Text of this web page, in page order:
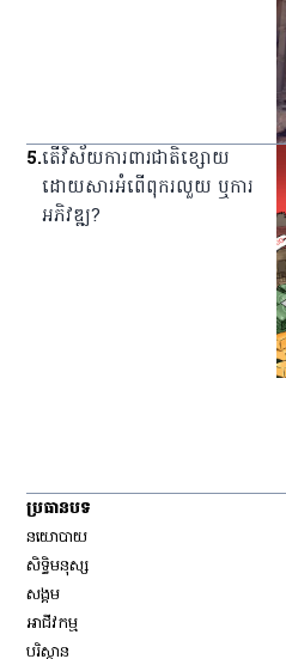
5.តើវិស័យការពារជាតិខ្សោយ
ដោយសារអំពើពុករលួយ ឬការ
អភិវឌ្ឍ?
ប្រធានបទ
នយោបាយ
សិទ្ធិ​មនុស្ស
សង្គម
អាជីវកម្ម
បរិស្ថាន